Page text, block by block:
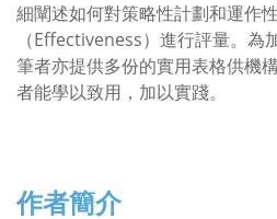
細闡述如何對策略性計劃和運作
（Effectiveness）進行評量。為
筆者亦提供多份的實用表格供機
者能學以致用，加以實踐。
作者簡介